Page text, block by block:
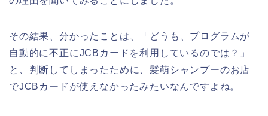
その結果、分かったことは、「どうも、プログラムが
自動的に不正にJCBカードを利用しているのでは？」
と、判断してしまったために、髪萌シャンプーのお店
でJCBカードが使えなかったみたいなんですよね。